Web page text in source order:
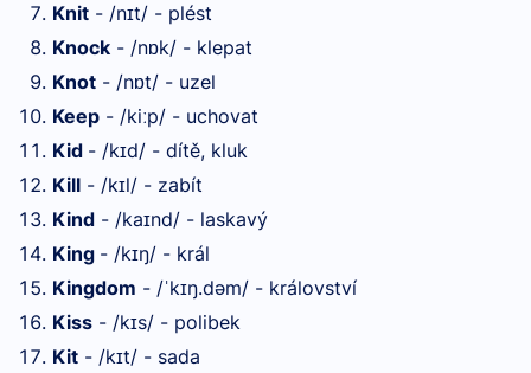
Knit - /nɪt/ - plést
Knock - /nɒk/ - klepat
Knot - /nɒt/ - uzel
Keep - /kiːp/ - uchovat
Kid - /kɪd/ - dítě, kluk
Kill - /kɪl/ - zabít
Kind - /kaɪnd/ - laskavý
King - /kɪŋ/ - král
Kingdom - /ˈkɪŋ.dəm/ - království
Kiss - /kɪs/ - polibek
Kit - /kɪt/ - sada